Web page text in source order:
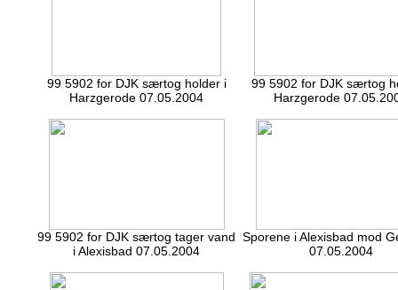
99 5902 for DJK særtog holder i
Harzgerode 07.05.2004
99 5902 for DJK særtog
Harzgerode
99 5902 for DJK særtog tager vand
i Alexisbad 07.05.2004
Sporene i Alexisbad mod
07.05.2004